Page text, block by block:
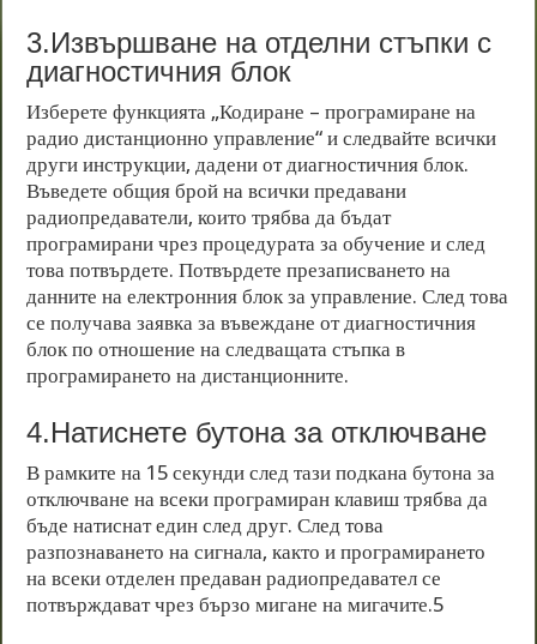
3.Извършване на отделни стъпки с
диагностичния блок
Изберете функцията „Кодиране – програмиране на
радио дистанционно управление“ и следвайте всички
други инструкции, дадени от диагностичния блок.
Въведете общия брой на всички предавани
радиопредаватели, които трябва да бъдат
програмирани чрез процедурата за обучение и след
това потвърдете. Потвърдете презаписването на
данните на електронния блок за управление. След това
се получава заявка за въвеждане от диагностичния
блок по отношение на следващата стъпка в
програмирането на дистанционните.
4.Натиснете бутона за отключване
В рамките на 15 секунди след тази подкана бутона за
отключване на всеки програмиран клавиш трябва да
бъде натиснат един след друг. След това
разпознаването на сигнала, както и програмирането
на всеки отделен предаван радиопредавател се
потвърждават чрез бързо мигане на мигачите.5